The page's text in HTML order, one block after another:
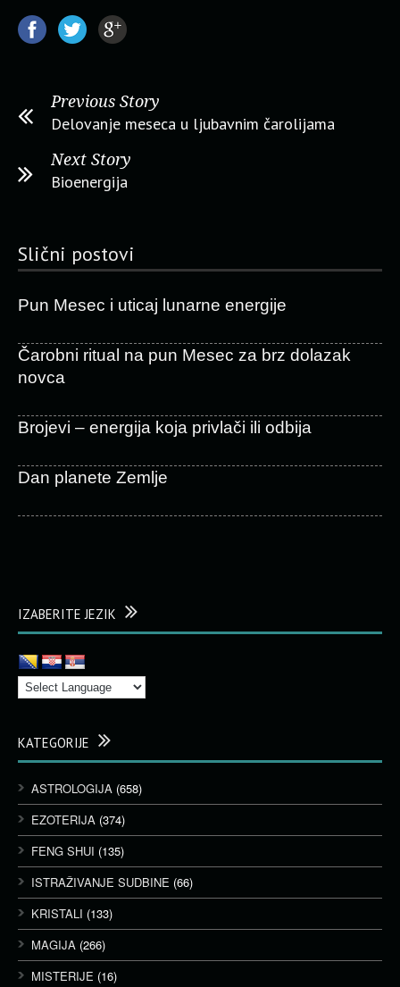
Previous Story
Delovanje meseca u ljubavnim čarolijama
Next Story
Bioenergija
Slični postovi
Pun Mesec i uticaj lunarne energije
Čarobni ritual na pun Mesec za brz dolazak
novca
Brojevi – energija koja privlači ili odbija
Dan planete Zemlje
IZABERITE JEZIK
KATEGORIJE
ASTROLOGIJA (658)
EZOTERIJA (374)
FENG SHUI (135)
ISTRAŽIVANJE SUDBINE (66)
KRISTALI (133)
MAGIJA (266)
MISTERIJE (16)